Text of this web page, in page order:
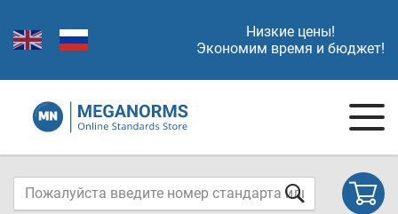
Низкие цены!
Экономим время и бюджет!